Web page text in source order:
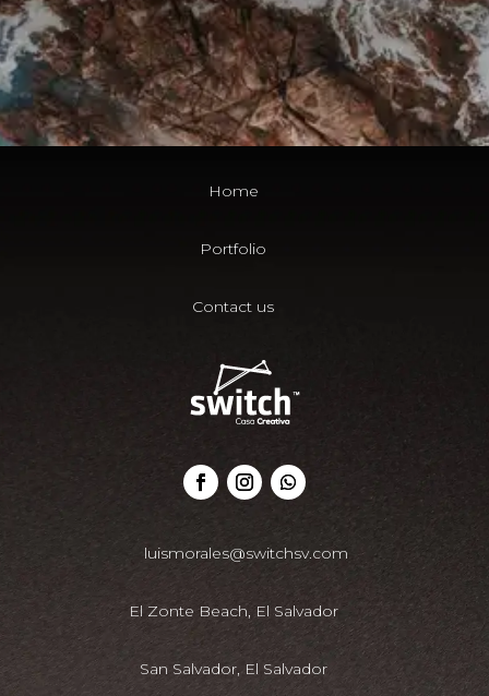
Home
Portfolio
Contact us
luismorales@switchsv.com
El Zonte Beach, El Salvador
San Salvador, El Salvador